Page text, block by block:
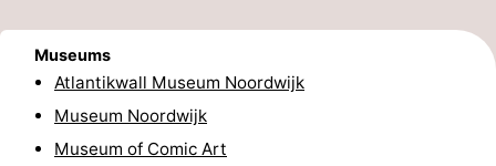
aan
Noordhollands
duinreservaat
Museums
Atlantikwall Museum Noordwijk
Museum Noordwijk
Museum of Comic Art